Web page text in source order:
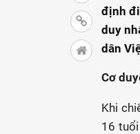
định
duy
dân
Cơ
Khi
16